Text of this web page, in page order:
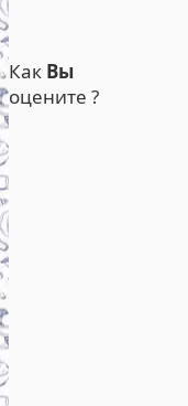
Как Вы
оцените ?